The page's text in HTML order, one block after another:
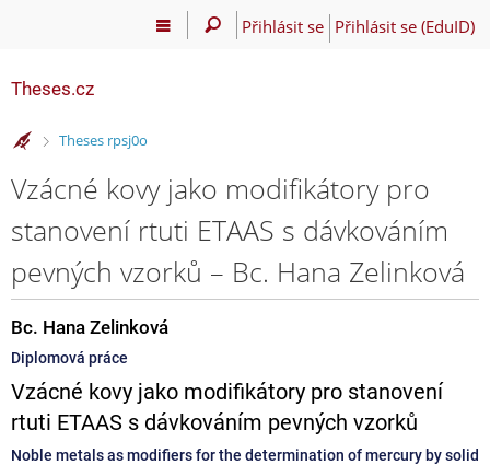
Přihlásit se Přihlásit se (EduID)
Theses.cz
>
Theses rpsj0o
Vzácné kovy jako modifikátory pro
stanovení rtuti ETAAS s dávkováním
pevných vzorků – Bc. Hana Zelinková
Bc. Hana Zelinková
Diplomová práce
Vzácné kovy jako modifikátory pro stanovení
rtuti ETAAS s dávkováním pevných vzorků
Noble metals as modifiers for the determination of mercury by solid